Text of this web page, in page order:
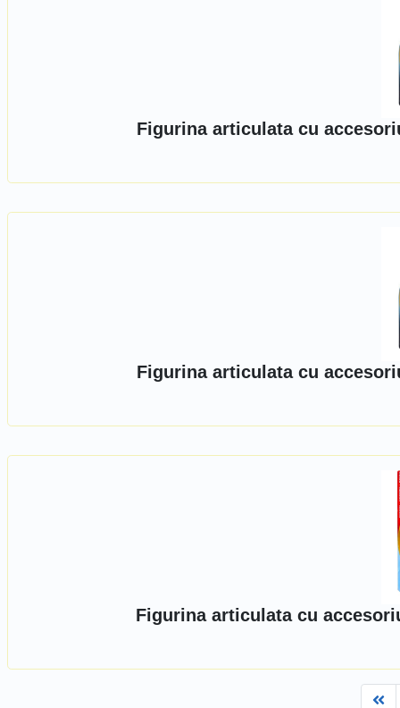
Figurina articulata cu
Figurina articulata cu
Figurina articulata cu